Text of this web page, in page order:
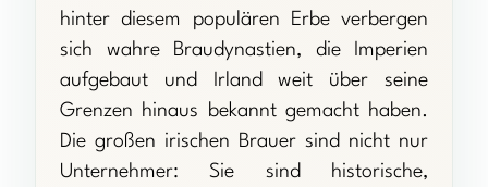
hinter diesem populären Erbe verbergen
sich wahre Braudynastien, die Imperien
aufgebaut und Irland weit über seine
Grenzen hinaus bekannt gemacht haben.
Die großen irischen Brauer sind nicht nur
Unternehmer: Sie sind historische,